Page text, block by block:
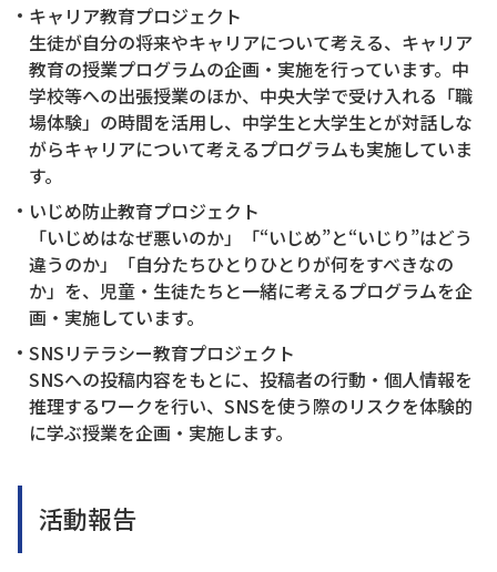
キャリア教育プロジェクト
生徒が自分の将来やキャリアについて考える、キャリア
教育の授業プログラムの企画・実施を行っています。中
学校等への出張授業のほか、中央大学で受け入れる「職
場体験」の時間を活用し、中学生と大学生とが対話しな
がらキャリアについて考えるプログラムも実施していま
す。
いじめ防止教育プロジェクト
「いじめはなぜ悪いのか」「“いじめ”と“いじり”はどう
違うのか」「自分たちひとりひとりが何をすべきなの
か」を、児童・生徒たちと一緒に考えるプログラムを企
画・実施しています。
SNSリテラシー教育プロジェクト
SNSへの投稿内容をもとに、投稿者の行動・個人情報を
推理するワークを行い、SNSを使う際のリスクを体験的
に学ぶ授業を企画・実施します。
活動報告